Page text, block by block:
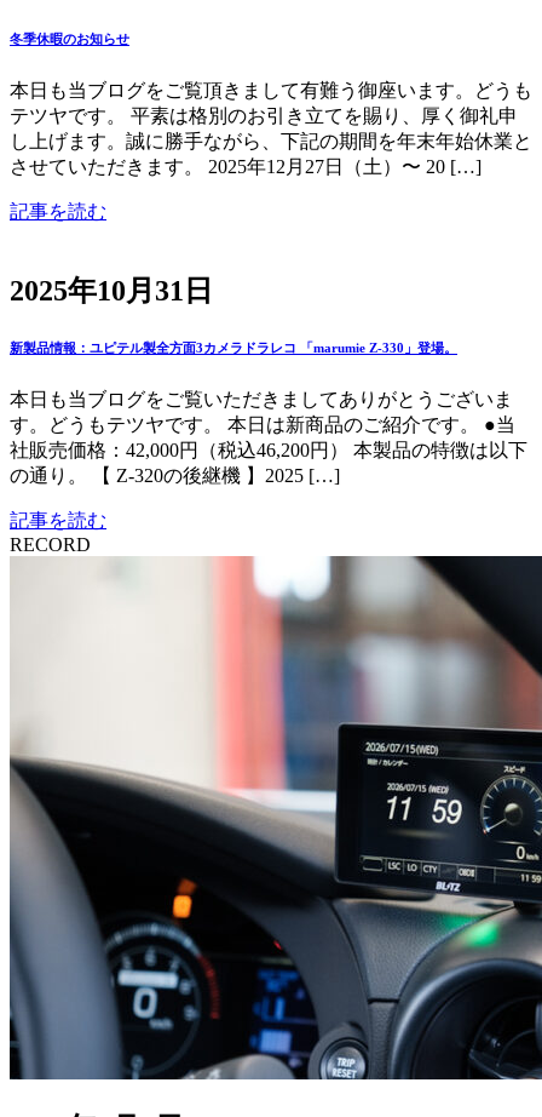
冬季休暇のお知らせ
本日も当ブログをご覧頂きまして有難う御座います。どうも
テツヤです。 平素は格別のお引き立てを賜り、厚く御礼申
し上げます。誠に勝手ながら、下記の期間を年末年始休業と
させていただきます。 2025年12月27日（土）〜 20 […]
記事を読む
2025年10月31日
新製品情報：ユピテル製全方面3カメラドラレコ 「marumie Z-330」登場。
本日も当ブログをご覧いただきましてありがとうございま
す。どうもテツヤです。 本日は新商品のご紹介です。 ●当
社販売価格：42,000円（税込46,200円） 本製品の特徴は以下
の通り。 【 Z-320の後継機 】2025 […]
記事を読む
RECORD